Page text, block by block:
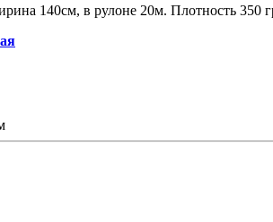
140см, в рулоне 20м. Плотность 350